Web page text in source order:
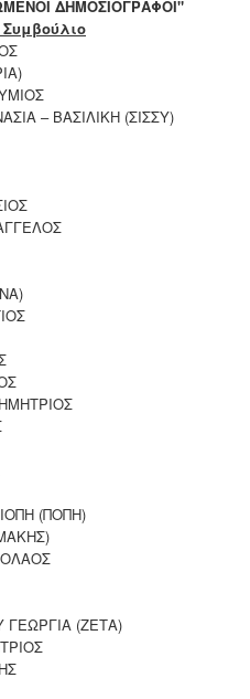
ΔΗΜΟΣΙΟΓΡΑΦΟΙ"
Συμβούλιο
– ΒΑΣΙΛΙΚΗ (ΣΙΣΣΥ)
(ΠΟΠΗ)
(ΖΕΤΑ)